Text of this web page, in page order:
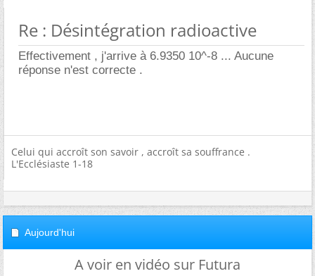
Re : Désintégration radioactive
Effectivement , j'arrive à 6.9350 10^-8 ... Aucune
réponse n'est correcte .
Celui qui accroît son savoir , accroît sa souffrance .
L'Ecclésiaste 1-18
Aujourd'hui
A voir en vidéo sur Futura